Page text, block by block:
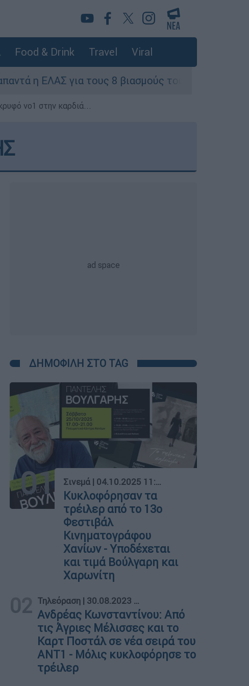
Food & Drink Travel Viral
τους 8 βιασμούς τουριστριών - «Μόνο 3
νο1 στην καρδιά...
ΔΗΜΟΦΙΛΗ ΣΤΟ TAG
01 Σινεμά | 04.10.2025 11:15
Κυκλοφόρησαν τα
τρέιλερ από το 13ο
Φεστιβάλ
Κινηματογράφου
Χανίων - Υποδέχεται
και τιμά Βούλγαρη και
Χαρωνίτη
02 Τηλεόραση | 30.08.2023 18:45
Ανδρέας Κωνσταντίνου: Από
τις Άγριες Μέλισσες και το
Καρτ Ποστάλ σε νέα σειρά του
ΑΝΤ1 - Μόλις κυκλοφόρησε το
τρέιλερ